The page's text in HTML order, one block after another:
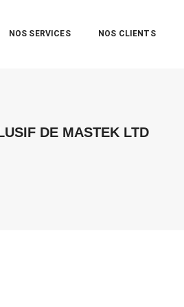
NOS SERVICES NOS CLIENTS
DE MASTEK LTD